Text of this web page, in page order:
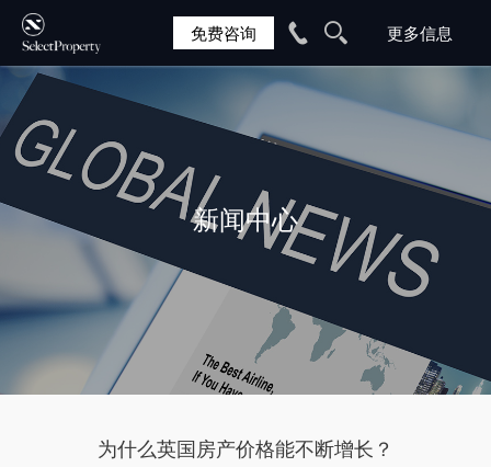
免费咨询
新闻中心
为什么英国房产价格能不断增长？